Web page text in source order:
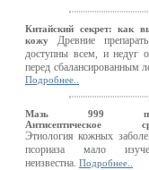
Китайский секрет: как
кожу Древние
доступны всем, и недуг
перед сбалансированным
Подробнее..
Мазь 999
Антисептическое
Этиология кожных
псориаза мало
неизвестна. Подробнее..